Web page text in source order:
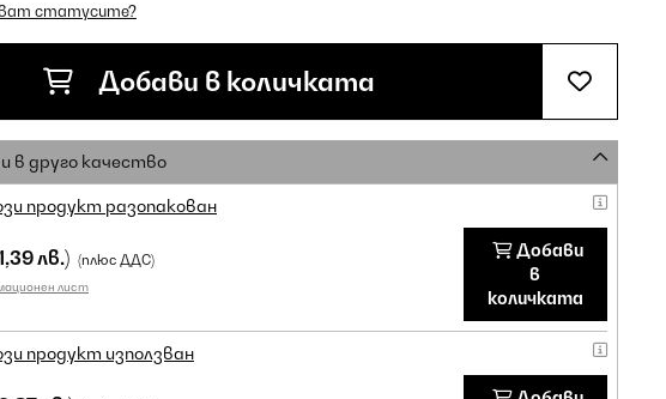
статусите?
Добави в количката
в друго качество
продукт разопакован
лв.) (плюс ДДС)
лист
Добави
в
количката
продукт използван